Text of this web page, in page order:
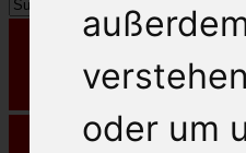
oder um